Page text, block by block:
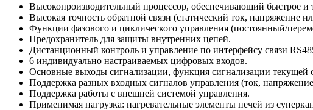
Высокопроизводительный процессор, обеспечивающий быстрое и
Высокая точность обратной связи (статический ток, напряжение
Функции фазового и циклического управления (постоянный/
Предохранитель для защиты внутренних цепей.
Дистанционный контроль и управление по интерфейсу связи
6 индивидуально настраиваемых цифровых входов.
Основные выходы сигнализации, функция сигнализации
Поддержка разных входных сигналов управления (ток,
Поддержка работы с внешней системой управления.
Применимая нагрузка: нагревательные элементы печей из